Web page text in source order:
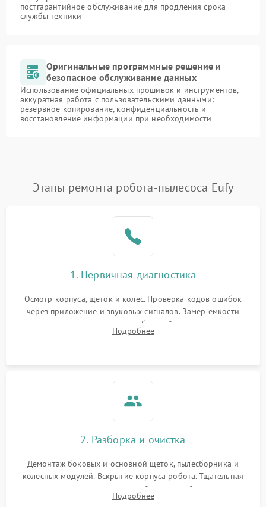
постгарантийное обслуживание для продления срока
службы техники
Оригинальные программные решение и
безопасное обслуживание данных
Использование официальных прошивок и инструментов,
аккуратная работа с пользовательскими данными:
резервное копирование, конфиденциальность и
восстановление информации при необходимости
Этапы ремонта робота-пылесоса Eufy
1. Первичная диагностика
Осмотр корпуса, щеток и колес. Проверка кодов ошибок
через приложение и звуковых сигналов. Замер емкости
аккумулятора и тестирование базовой станции зарядки.
Оценка работы лидара, бампера и датчиков падения для
Подробнее
2. Разборка и очистка
Демонтаж боковых и основной щеток, пылесборника и
колесных модулей. Вскрытие корпуса робота. Тщательная
очистка внутренних полостей, шестерней и плат от
скопившейся пыли, волос и шерсти животных с
Подробнее